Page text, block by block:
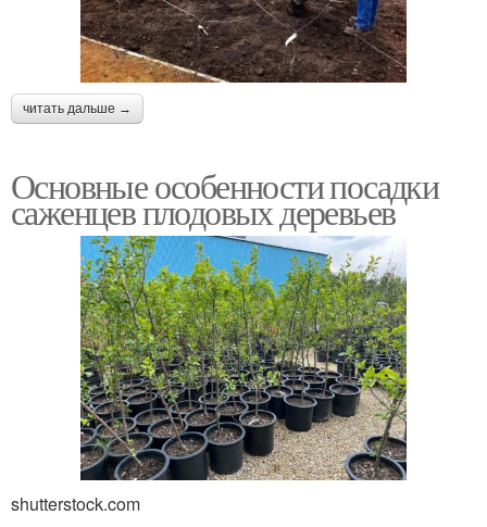
читать дальше →
Основные особенности посадки
саженцев плодовых деревьев
shutterstock.com